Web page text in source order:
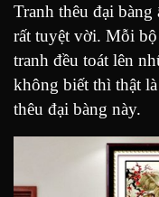
Tranh thêu đại
rất tuyệt vời. Mỗi
tranh đều toát lên
không biết thì thật
thêu đại bàng này.